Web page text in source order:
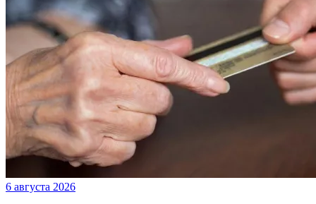
6 августа 2026